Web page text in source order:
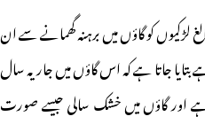
لڑکیوں کو گاؤں میں برہنہ گھمانے سے ان
بتایا جاتا ہے کہ اس گاؤں میں جاریہ سال
اور گاؤں میں خشک سالی جیسے صورت